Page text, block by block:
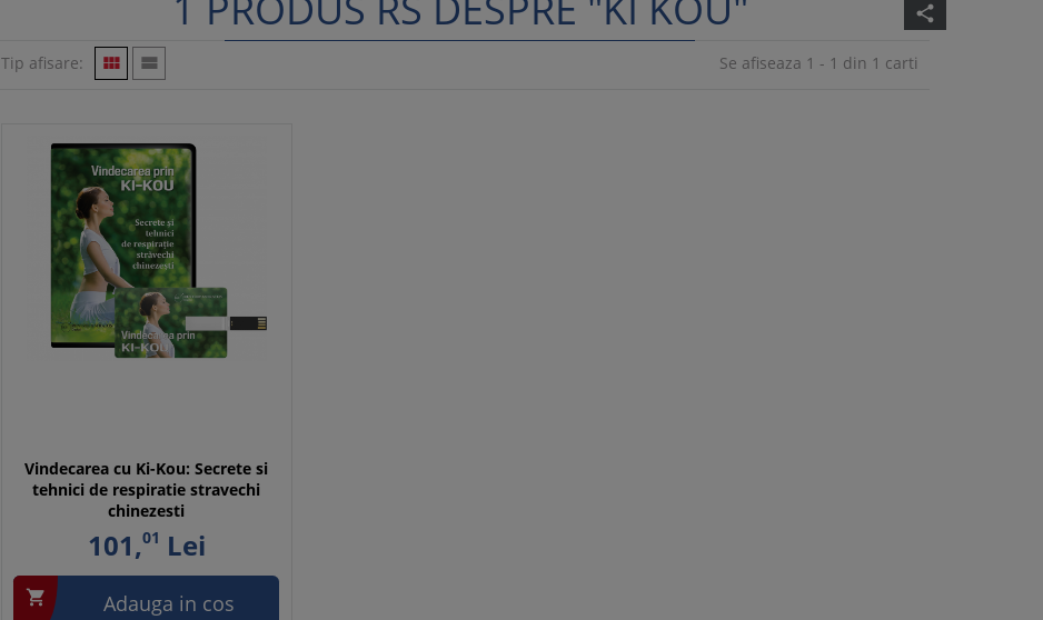
share
Tip afisare:   Se afiseaza 1 - 1 din 1 carti
Vindecarea cu Ki-Kou: Secrete si
tehnici de respiratie stravechi
chinezesti
101,01 Lei
 Adauga in cos